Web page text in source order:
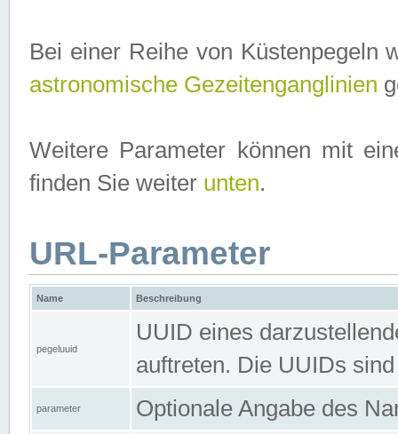
Bei einer Reihe von Küstenpegeln
astronomische Gezeitenganglinien
Weitere Parameter können mit
finden Sie weiter unten.
URL-Parameter
Name Beschreibung
pegeluuid
UUID eines
auftreten. Die UUIDs
parameter Optionale Angabe des